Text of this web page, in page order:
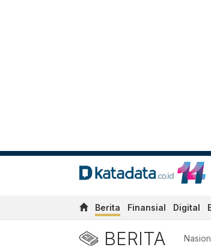
Berita Finansial Digital
BERITA